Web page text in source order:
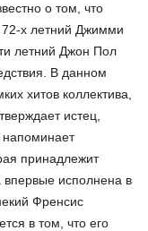
о том, что
72-х летний Джимми
летний Джон Пол
В данном
хитов коллектива,
истец,
напоминает
принадлежит
впервые исполнена в
Френсис
в том, что его